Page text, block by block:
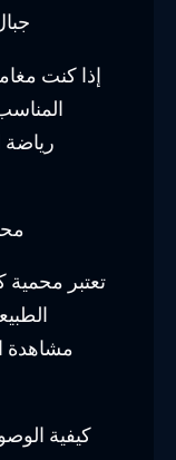
6.
إذا كنت
رياضة
7.
تعتبر محمية
مشاهدة
كيفية